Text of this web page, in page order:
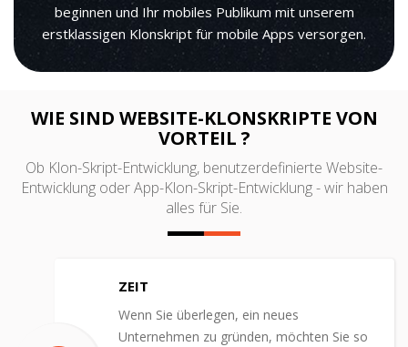
beginnen und Ihr mobiles Publikum mit unserem
erstklassigen Klonskript für mobile Apps versorgen.
WIE SIND WEBSITE-KLONSKRIPTE VON
VORTEIL ?
Ob Klon-Skript-Entwicklung, benutzerdefinierte Website-
Entwicklung oder App-Klon-Skript-Entwicklung - wir haben
alles für Sie.
ZEIT
Wenn Sie überlegen, ein neues
Unternehmen zu gründen, möchten Sie so